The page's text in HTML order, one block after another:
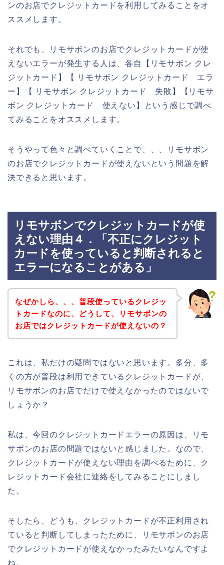
ンのお店でクレジットカードを利用してみることをオ
ススメします。
それでも、リモサボンのお店でクレジットカードが使
えないエラーが発生する人は、各自【リモサボン クレ
ジットカード】【 リモサボン クレジットカード エラ
ー】【 リモサボン クレジットカード 失敗】【リモサ
ボン クレジットカード 使えない】という感じで調べ
てみることをオススメします。
そうやって色々と調べていくことで、、、リモサボン
のお店でクレジットカードが使えないという問題を解
決できると思います。
リモサボンでクレジットカードが使
えない理由４．「不正にクレジット
カードを使っていると判断されると
エラーになることがある」
なぜかしら、、、普段使っているクレジッ
トカードなのに、どうして、リモサボンの
お店ではクレジットカードが使えないの？
これは、私だけの疑問ではないと思います。多分、多
くの方が普段は利用できているクレジットカードが、
リモサボンのお店でだけで使えなかったのではないで
しょうか？
私は、今回のクレジットカードエラーの原因は、リモ
サボンのお店の問題ではないと感じました。なので、
クレジットカードが使えない理由を調べるために、ク
レジットカード会社に連絡をしてみることにしまし
た。
そしたら、どうも、クレジットカードが不正利用され
ていると判断してしまったために、リモサボンのお店
でクレジットカードが使えなかったみたいなんですよ
ね。